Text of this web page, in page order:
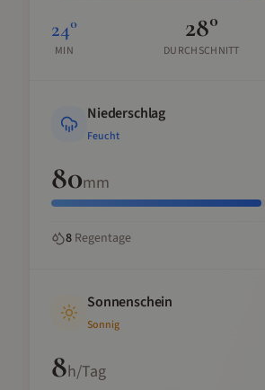
24°
MIN
28°
DURCHSCHNITT
Niederschlag
Feucht
80mm
8 Regentage
Sonnenschein
Sonnig
8h/Tag